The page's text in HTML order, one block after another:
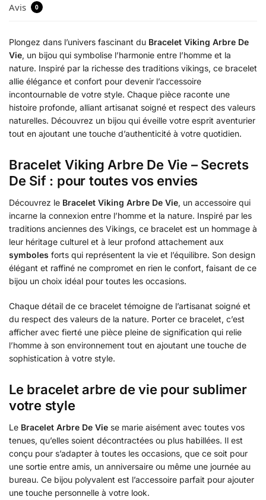
Avis 0
Plongez dans l’univers fascinant du Bracelet Viking Arbre De
Vie, un bijou qui symbolise l’harmonie entre l’homme et la
nature. Inspiré par la richesse des traditions vikings, ce bracelet
allie élégance et confort pour devenir l’accessoire
incontournable de votre style. Chaque pièce raconte une
histoire profonde, alliant artisanat soigné et respect des valeurs
naturelles. Découvrez un bijou qui éveille votre esprit aventurier
tout en ajoutant une touche d’authenticité à votre quotidien.
Bracelet Viking Arbre De Vie – Secrets
De Sif : pour toutes vos envies
Découvrez le Bracelet Viking Arbre De Vie, un accessoire qui
incarne la connexion entre l’homme et la nature. Inspiré par les
traditions anciennes des Vikings, ce bracelet est un hommage à
leur héritage culturel et à leur profond attachement aux
symboles forts qui représentent la vie et l’équilibre. Son design
élégant et raffiné ne compromet en rien le confort, faisant de ce
bijou un choix idéal pour toutes les occasions.
Chaque détail de ce bracelet témoigne de l’artisanat soigné et
du respect des valeurs de la nature. Porter ce bracelet, c’est
afficher avec fierté une pièce pleine de signification qui relie
l’homme à son environnement tout en ajoutant une touche de
sophistication à votre style.
Le bracelet arbre de vie pour sublimer
votre style
Le Bracelet Arbre De Vie se marie aisément avec toutes vos
tenues, qu’elles soient décontractées ou plus habillées. Il est
conçu pour s’adapter à toutes les occasions, que ce soit pour
une sortie entre amis, un anniversaire ou même une journée au
bureau. Ce bijou polyvalent est l’accessoire parfait pour ajouter
une touche personnelle à votre look.